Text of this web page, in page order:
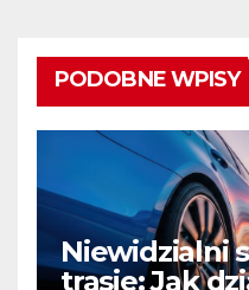
PODOBNE WPISY
Niewidzialni
trasie: Jak